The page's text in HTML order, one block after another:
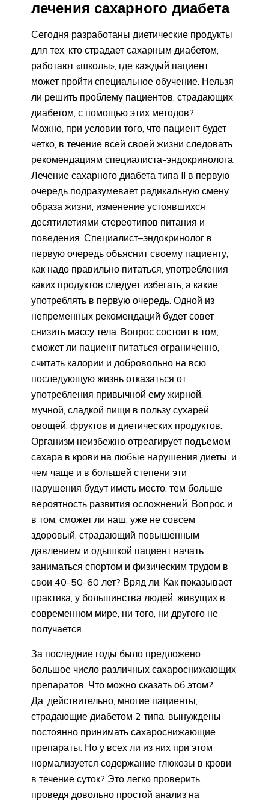
лечения сахарного диабета
Сегодня разработаны диетические продукты
для тех, кто страдает сахарным диабетом,
работают «школы», где каждый пациент
может пройти специальное обучение. Нельзя
ли решить проблему пациентов, страдающих
диабетом, с помощью этих методов?
Можно, при условии того, что пациент будет
четко, в течение всей своей жизни следовать
рекомендациям специалиста-эндокринолога.
Лечение сахарного диабета типа II в первую
очередь подразумевает радикальную смену
образа жизни, изменение устоявшихся
десятилетиями стереотипов питания и
поведения. Специалист–эндокринолог в
первую очередь объяснит своему пациенту,
как надо правильно питаться, употребления
каких продуктов следует избегать, а какие
употреблять в первую очередь. Одной из
непременных рекомендаций будет совет
снизить массу тела. Вопрос состоит в том,
сможет ли пациент питаться ограниченно,
считать калории и добровольно на всю
последующую жизнь отказаться от
употребления привычной ему жирной,
мучной, сладкой пищи в пользу сухарей,
овощей, фруктов и диетических продуктов.
Организм неизбежно отреагирует подъемом
сахара в крови на любые нарушения диеты, и
чем чаще и в большей степени эти
нарушения будут иметь место, тем больше
вероятность развития осложнений. Вопрос и
в том, сможет ли наш, уже не совсем
здоровый, страдающий повышенным
давлением и одышкой пациент начать
заниматься спортом и физическим трудом в
свои 40-50-60 лет? Вряд ли. Как показывает
практика, у большинства людей, живущих в
современном мире, ни того, ни другого не
получается.
За последние годы было предложено
большое число различных сахароснижающих
препаратов. Что можно сказать об этом?
Да, действительно, многие пациенты,
страдающие диабетом 2 типа, вынуждены
постоянно принимать сахароснижающие
препараты. Но у всех ли из них при этом
нормализуется содержание глюкозы в крови
в течение суток? Это легко проверить,
проведя довольно простой анализ на